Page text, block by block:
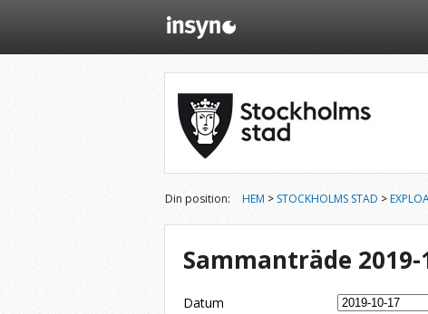
Din position: HEM > STOCKHOLMS STAD >
Sammanträde 2019-
Datum